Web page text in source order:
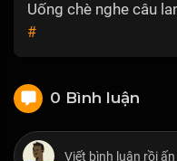
Uống chè nghe câu
#
0 Bình luận